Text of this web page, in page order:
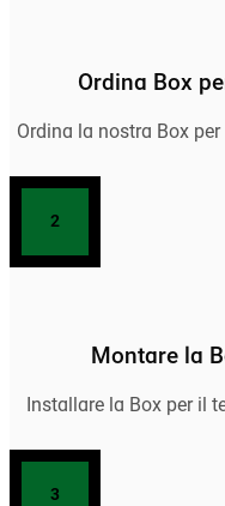
Ordina Box
Ordina la nostra Box
2
Montare la
Installare la Box per il
3